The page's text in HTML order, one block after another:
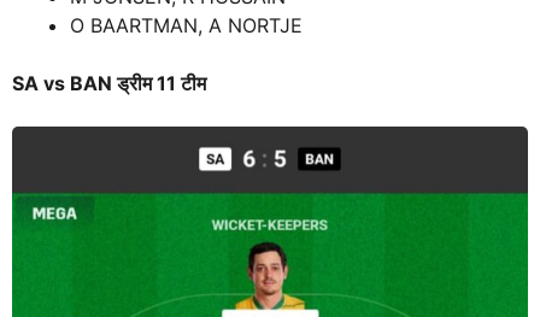
O BAARTMAN, A NORTJE
SA vs BAN ड्रीम 11 टीम